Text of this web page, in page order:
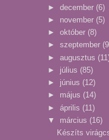
► december (6)
► november (5)
► október (8)
► szeptember
► augusztus
► július (85)
► június (12)
► május (14)
► április (11)
▼ március (16)
Készíts